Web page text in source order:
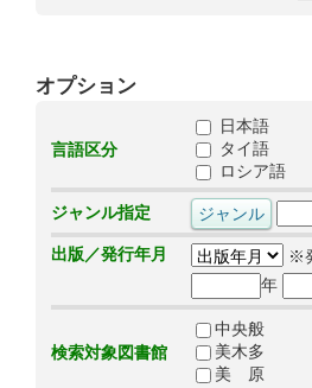
オプション
言語区分
日本語
タイ語
ロシア語
ジャンル指定
出版／発行年月
※
年
検索対象図書館
中央般
美木多
美 原